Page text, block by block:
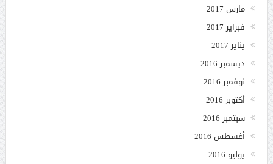
مارس 2017
فبراير 2017
يناير 2017
ديسمبر 2016
نوفمبر 2016
أكتوبر 2016
سبتمبر 2016
أغسطس 2016
يوليو 2016